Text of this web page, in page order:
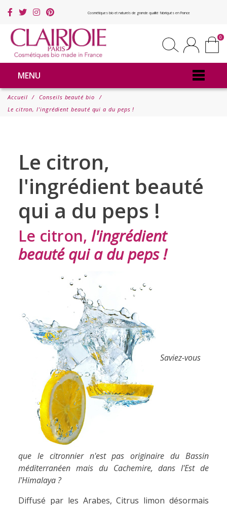
Cosmétiques bio et naturels de grande qualité fabriqués en France
0
MENU
Accueil
Conseils beauté bio
Le citron, l'ingrédient beauté qui a du peps !
Le citron,
l'ingrédient beauté
qui a du peps !
Le citron, l'ingrédient
beauté qui a du peps !
Saviez-vous
que le citronnier n'est pas originaire du Bassin
méditerranéen mais du Cachemire, dans l'Est de
l'Himalaya ?
Diffusé par les Arabes, Citrus limon désormais